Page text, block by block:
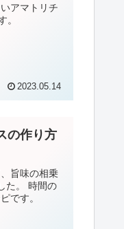
アマトリチ
。
2023.05.14
の作り方
旨味の相乗
た。 時間の
です。